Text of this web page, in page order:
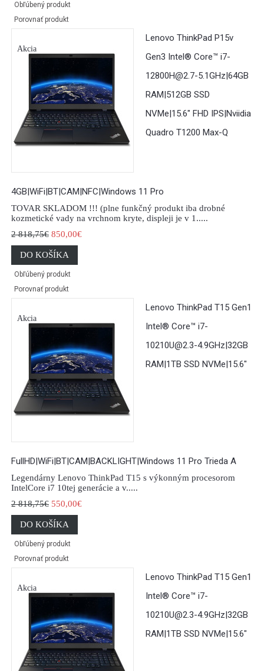
Obľúbený produkt
Porovnať produkt
Akcia
Lenovo ThinkPad P15v
Gen3 Intel® Core™ i7-
12800H@2.7-5.1GHz|64GB
RAM|512GB SSD
NVMe|15.6" FHD IPS|Nviidia
Quadro T1200 Max-Q
4GB|WiFi|BT|CAM|NFC|Windows 11 Pro
TOVAR SKLADOM !!! (plne funkčný produkt iba drobné
kozmetické vady na vrchnom kryte, displeji je v 1.....
2 818,75€ 850,00€
DO KOŠÍKA
Obľúbený produkt
Porovnať produkt
Akcia
Lenovo ThinkPad T15 Gen1
Intel® Core™ i7-
10210U@2.3-4.9GHz|32GB
RAM|1TB SSD NVMe|15.6"
FullHD|WiFi|BT|CAM|BACKLIGHT|Windows 11 Pro Trieda A
Legendárny Lenovo ThinkPad T15 s výkonným procesorom
IntelCore i7 10tej generácie a v.....
2 818,75€ 550,00€
DO KOŠÍKA
Obľúbený produkt
Porovnať produkt
Akcia
Lenovo ThinkPad T15 Gen1
Intel® Core™ i7-
10210U@2.3-4.9GHz|32GB
RAM|1TB SSD NVMe|15.6"